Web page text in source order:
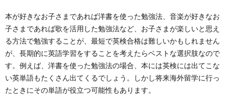
本が好きなお子さまであれば洋書を使った勉強法、音楽が好きなお
子さまであれば歌を活用した勉強法など、お子さまが楽しいと思え
る方法で勉強することが、最短で英検合格は難しいかもしれません
が、長期的に英語学習をすることを考えたらベストな選択肢なので
す。例えば、洋書を使った勉強法の場合、本には英検には出てこな
い英単語もたくさん出てくるでしょう。しかし将来海外留学に行っ
たときにその単語が役立つ可能性もあります。